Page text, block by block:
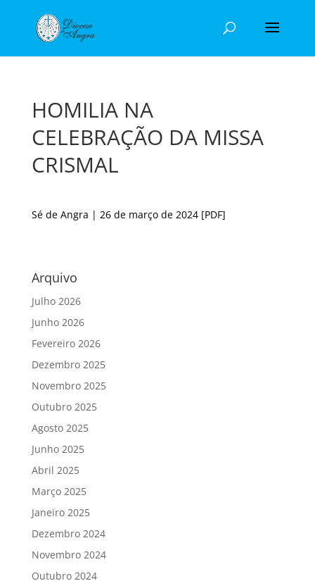
HOMILIA NA
CELEBRAÇÃO DA MISSA
CRISMAL
Sé de Angra | 26 de março de 2024 [PDF]
Arquivo
Julho 2026
Junho 2026
Fevereiro 2026
Dezembro 2025
Novembro 2025
Outubro 2025
Agosto 2025
Junho 2025
Abril 2025
Março 2025
Janeiro 2025
Dezembro 2024
Novembro 2024
Outubro 2024